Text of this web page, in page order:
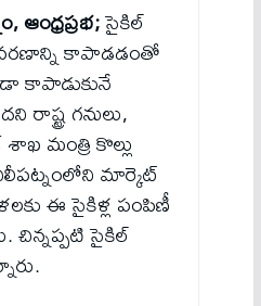
ఆంధ్రప్రభ;సైకిల్
కాపాడడంతో
కాపాడుకునే
రాష్ట్ర గనులు,
శాఖ మంత్రి కొల్లు
మార్కెట్
ఈ సైకిళ్ల పంపిణీ
చిన్నప్పటి సైకిల్